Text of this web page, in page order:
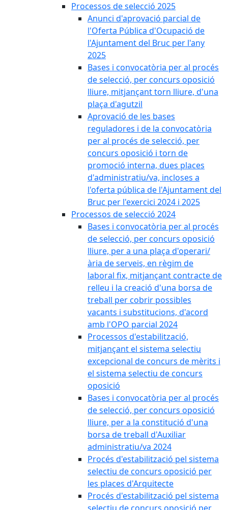
Processos de selecció 2025
Anunci d'aprovació parcial de
l'Oferta Pública d'Ocupació de
l'Ajuntament del Bruc per l'any
2025
Bases i convocatòria per al procés
de selecció, per concurs oposició
lliure, mitjançant torn lliure, d'una
plaça d'agutzil
Aprovació de les bases
reguladores i de la convocatòria
per al procés de selecció, per
concurs oposició i torn de
promoció interna, dues places
d'administratiu/va, incloses a
l'oferta pública de l'Ajuntament del
Bruc per l'exercici 2024 i 2025
Processos de selecció 2024
Bases i convocatòria per al procés
de selecció, per concurs oposició
lliure, per a una plaça d'operari/
ària de serveis, en règim de
laboral fix, mitjançant contracte de
relleu i la creació d'una borsa de
treball per cobrir possibles
vacants i substitucions, d'acord
amb l'OPO parcial 2024
Processos d'estabilització,
mitjançant el sistema selectiu
excepcional de concurs de mèrits i
el sistema selectiu de concurs
oposició
Bases i convocatòria per al procés
de selecció, per concurs oposició
lliure, per a la constitució d'una
borsa de treball d'Auxiliar
administratiu/va 2024
Procés d'estabilització pel sistema
selectiu de concurs oposició per
les places d'Arquitecte
Procés d'estabilització pel sistema